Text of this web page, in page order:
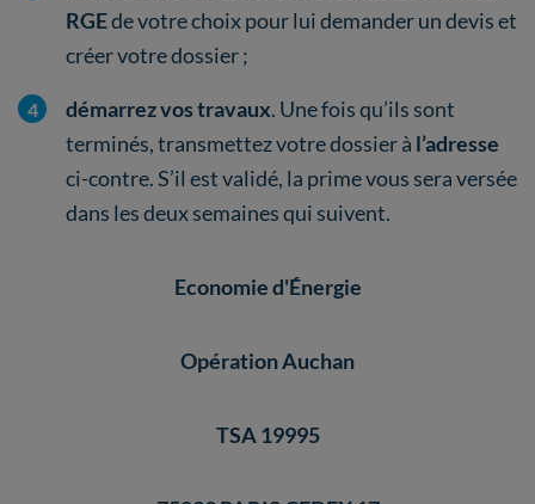
RGEde votre choix pour lui demander un devis et
créer votre dossier ;
démarrez vos travaux. Une fois qu’ils sont
terminés, transmettez votre dossier à l’adresse
ci-contre. S’il est validé, la prime vous sera versée
dans les deux semaines qui suivent.
Economie d'Énergie
Opération Auchan
TSA 19995